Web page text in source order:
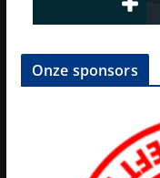
Onze sponsors